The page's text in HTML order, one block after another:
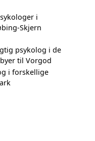
i
Skjern
psykolog i de
til Vorgod
i forskellige